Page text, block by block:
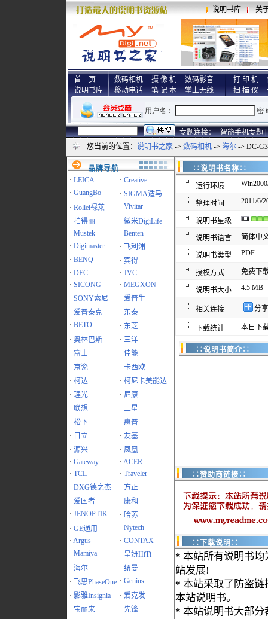
说明书库 关
首 页
说明书库
数码相机 摄 像 机
数码影音
移动电话
笔 记 本 掌上无线
打 印 机
扫 描 仪
专题连接： 智能手机专题 |
您当前的位置： 说明书之家 -> 数码相机 -> 海尔 -> DC-
品牌导航
· LEICA · Creative
· GuangBo · SIGMA适马
· Rollei禄莱 · Vivitar
· 拍得丽 · 微米DigiLife
· Mustek · Benten
· Digimaster ·
飞利浦
· BENQ · 宾得
· DEC · JVC
· SICONG · MEGXON
· SONY索尼 · 爱普生
· 爱普泰克 · 东泰
· BETO · 东芝
· 奥林巴斯 · 三洋
· 富士 · 佳能
· 京瓷 · 卡西欧
· 柯达 · 柯尼卡美能达
· 理光 · 尼康
· 联想 · 三星
· 松下 · 惠普
· 日立 · 友基
· 源兴 · 凤凰
· Gateway · ACER
· TCL · Traveler
· DXG德之杰 · 方正
· 爱国者 · 康和
· JENOPTIK · 哈苏
· GE通用 · Nytech
· Argus · CONTAX
· Mamiya · 呈妍HiTi
· 海尔 · 纽曼
·
飞思PhaseOne · Genius
· 影雅Insignia · 爱克发
· 宝丽来 · 先锋
∷说明书名
运行环境
整理时间 2011/6/
说明书星级
说明书语言 简体中
说明书类型 PDF
授权方式 免费下
说明书大小 4.5 MB
相关连接 分
下载统计 本日下
∷说明书简介∷
∷赞助商链接∷
∷下载说明∷
* 本站所有说明书均
站发展!
* 本站采取了防盗链
本站说明书。
* 本站说明书大部分